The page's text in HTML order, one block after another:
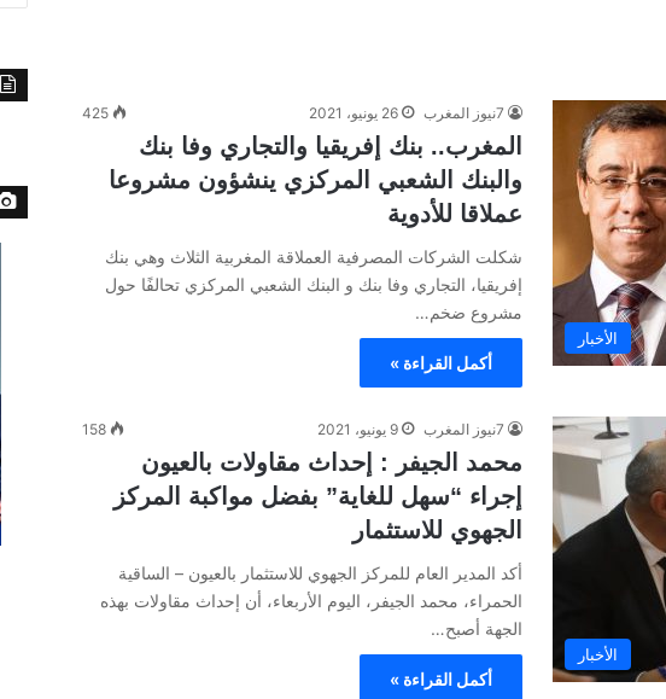
الأخبار
7نيوز المغرب 26 يونيو، 2021 425
المغرب.. بنك إفريقيا والتجاري وفا بنك
والبنك الشعبي المركزي ينشؤون مشروعا
عملاقا للأدوية
شكلت الشركات المصرفية العملاقة المغربية الثلاث وهي بنك
إفريقيا، التجاري وفا بنك و البنك الشعبي المركزي تحالفًا حول
مشروع ضخم…
أكمل القراءة »
الأخبار
7نيوز المغرب 9 يونيو، 2021 158
محمد الجيفر : إحداث مقاولات بالعيون
إجراء “سهل للغاية” بفضل مواكبة المركز
الجهوي للاستثمار
أكد المدير العام للمركز الجهوي للاستثمار بالعيون – الساقية
الحمراء، محمد الجيفر، اليوم الأربعاء، أن إحداث مقاولات بهذه
الجهة أصبح…
أكمل القراءة »